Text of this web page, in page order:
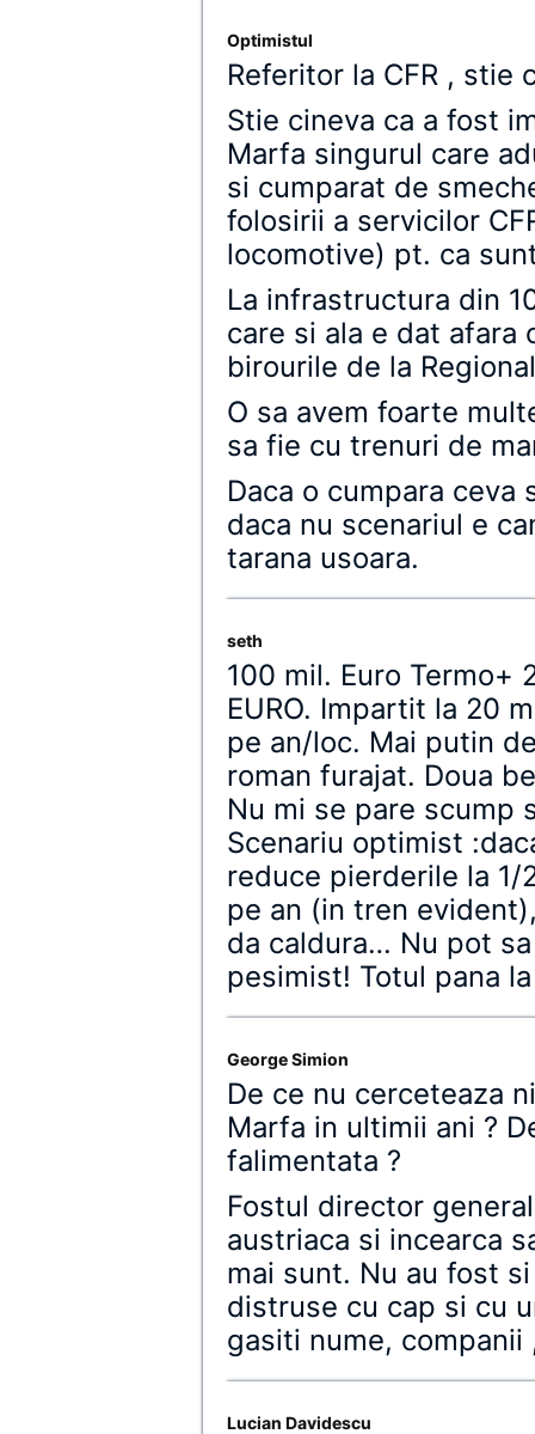
Optimistul
Referitor la CFR , stie
Stie cineva ca a fost
Marfa singurul care
si cumparat de
folosirii a servicilor
locomotive) pt. ca
La infrastructura din
care si ala e dat
birourile de la
O sa avem foarte
sa fie cu trenuri de
Daca o cumpara ceva
daca nu scenariul e
tarana usoara.
seth
100 mil. Euro Termo+
EURO. Impartit la 20
pe an/loc. Mai putin
roman furajat. Doua
Nu mi se pare scump
Scenariu optimist
reduce pierderile la 1/
pe an (in tren
da caldura… Nu pot
pesimist! Totul pana
George Simion
De ce nu cerceteaza
Marfa in ultimii ani ?
falimentata ?
Fostul director
austriaca si incearca
mai sunt. Nu au fost
distruse cu cap si cu
gasiti nume,
Lucian Davidescu